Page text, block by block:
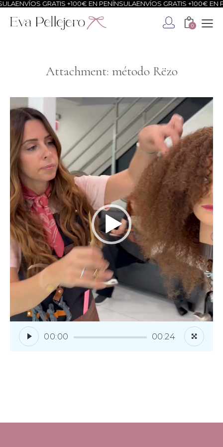
ENVÍOS GRATIS +100€ EN PENÍNSULAENVÍOS GRATIS +100€ EN
0
Attachment: método Rëzo
de
vídeo
00:00 00:24